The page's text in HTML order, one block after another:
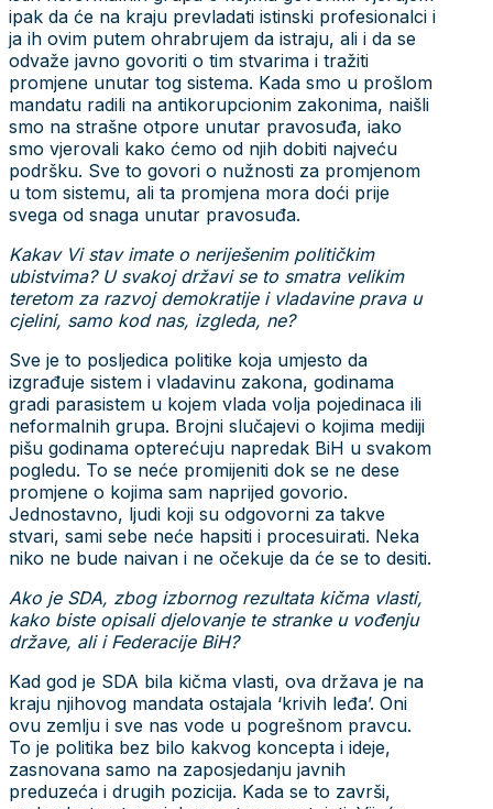
ipak da će na kraju prevladati istinski profesionalci i
ja ih ovim putem ohrabrujem da istraju, ali i da se
odvaže javno govoriti o tim stvarima i tražiti
promjene unutar tog sistema. Kada smo u prošlom
mandatu radili na antikorupcionim zakonima, naišli
smo na strašne otpore unutar pravosuđa, iako
smo vjerovali kako ćemo od njih dobiti najveću
podršku. Sve to govori o nužnosti za promjenom
u tom sistemu, ali ta promjena mora doći prije
svega od snaga unutar pravosuđa.
Kakav Vi stav imate o neriješenim političkim
ubistvima? U svakoj državi se to smatra velikim
teretom za razvoj demokratije i vladavine prava u
cjelini, samo kod nas, izgleda, ne?
Sve je to posljedica politike koja umjesto da
izgrađuje sistem i vladavinu zakona, godinama
gradi parasistem u kojem vlada volja pojedinaca ili
neformalnih grupa. Brojni slučajevi o kojima mediji
pišu godinama opterećuju napredak BiH u svakom
pogledu. To se neće promijeniti dok se ne dese
promjene o kojima sam naprijed govorio.
Jednostavno, ljudi koji su odgovorni za takve
stvari, sami sebe neće hapsiti i procesuirati. Neka
niko ne bude naivan i ne očekuje da će se to desiti.
Ako je SDA, zbog izbornog rezultata kičma vlasti,
kako biste opisali djelovanje te stranke u vođenju
države, ali i Federacije BiH?
Kad god je SDA bila kičma vlasti, ova država je na
kraju njihovog mandata ostajala ‘krivih leđa’. Oni
ovu zemlju i sve nas vode u pogrešnom pravcu.
To je politika bez bilo kakvog koncepta i ideje,
zasnovana samo na zaposjedanju javnih
preduzeća i drugih pozicija. Kada se to završi,